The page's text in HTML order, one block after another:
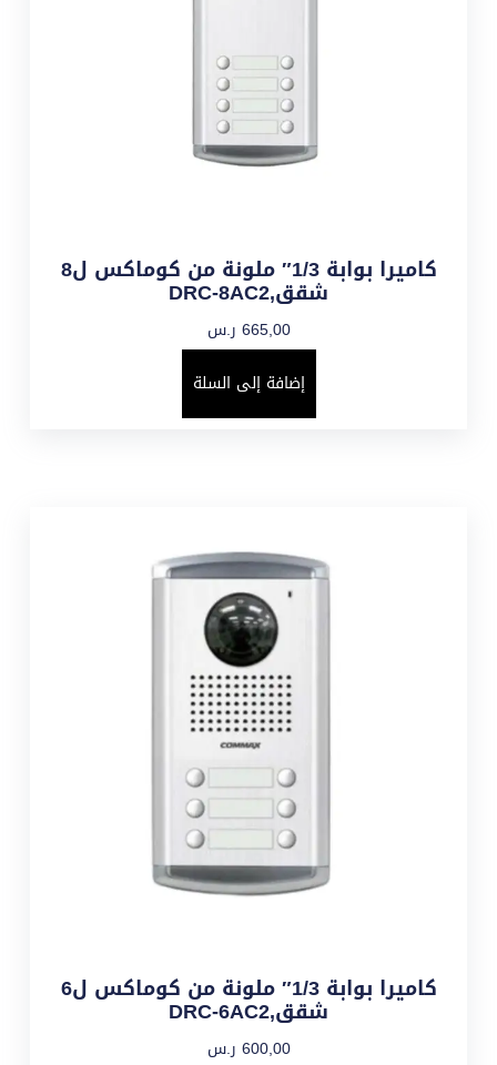
كاميرا بوابة 1/3″ ملونة من كوماكس ل8
شقق,DRC-8AC2
665,00 ر.س
إضافة إلى السلة
كاميرا بوابة 1/3″ ملونة من كوماكس ل6
شقق,DRC-6AC2
600,00 ر.س